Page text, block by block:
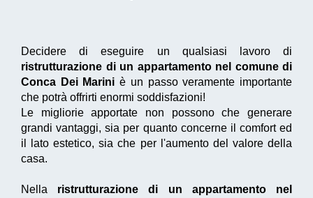
Decidere di eseguire un qualsiasi lavoro di
ristrutturazione di un appartamento nel comune di
Conca Dei Marini è un passo veramente importante
che potrà offrirti enormi soddisfazioni!
Le migliorie apportate non possono che generare
grandi vantaggi, sia per quanto concerne il comfort ed
il lato estetico, sia che per l'aumento del valore della
casa.
Nella ristrutturazione di un appartamento nel